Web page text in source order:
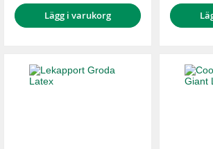
Lägg i varukorg